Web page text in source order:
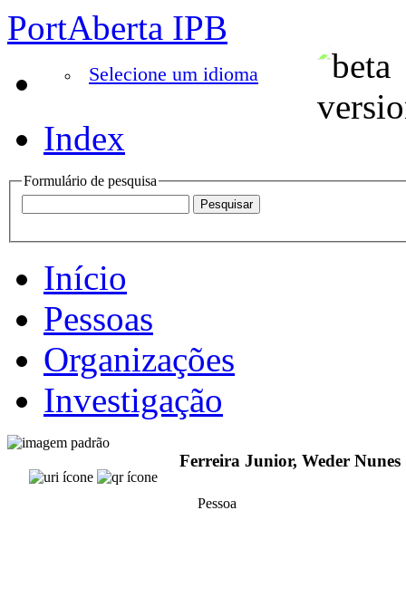
PortAberta IPB
Selecione um idioma
Index
Formulário de pesquisa
Início
Pessoas
Organizações
Investigação
Ferreira Junior, Weder Nunes
Pessoa